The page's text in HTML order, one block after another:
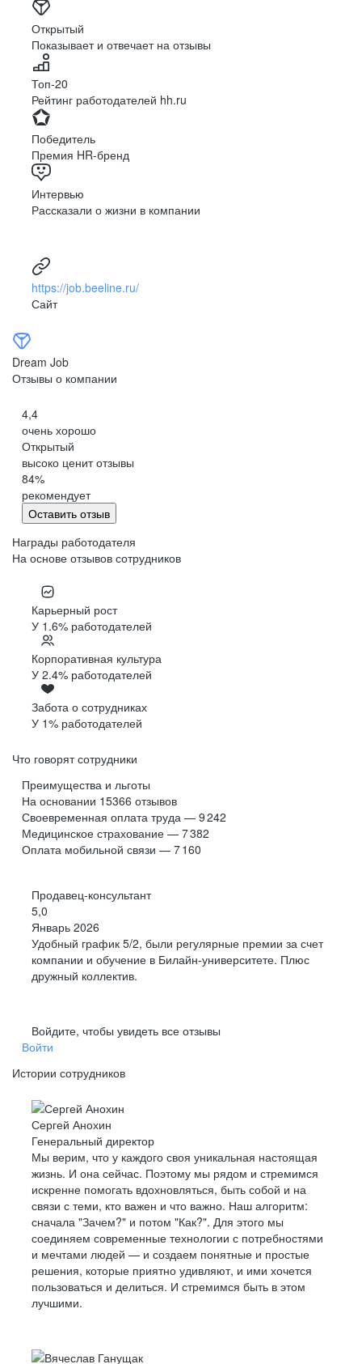
Открытый
Показывает и отвечает на отзывы
Топ-20
Рейтинг работодателей hh.ru
Победитель
Премия HR-бренд
Интервью
Рассказали о жизни в компании
https://job.beeline.ru/
Сайт
Dream Job
Отзывы о компании
4,4
очень хорошо
Открытый
высоко ценит отзывы
84%
рекомендует
Оставить отзыв
Награды работодателя
На основе отзывов сотрудников
Карьерный рост
У 1.6% работодателей
Корпоративная культура
У 2.4% работодателей
Забота о сотрудниках
У 1% работодателей
Что говорят сотрудники
Преимущества и льготы
На основании 15366 отзывов
Своевременная оплата труда — 9 242
Медицинское страхование — 7 382
Оплата мобильной связи — 7 160
Продавец-консультант
5,0
Январь 2026
Удобный график 5/2, были регулярные премии за счет
компании и обучение в Билайн-университете. Плюс
дружный коллектив.
Войдите, чтобы увидеть все отзывы
Войти
Истории сотрудников
Сергей Анохин
Генеральный директор
Мы верим, что у каждого своя уникальная настоящая
жизнь. И она сейчас. Поэтому мы рядом и стремимся
искренне помогать вдохновляться, быть собой и на
связи с теми, кто важен и что важно. Наш алгоритм:
сначала "Зачем?" и потом "Как?". Для этого мы
соединяем современные технологии с потребностями
и мечтами людей — и создаем понятные и простые
решения, которые приятно удивляют, и ими хочется
пользоваться и делиться. И стремимся быть в этом
лучшими.